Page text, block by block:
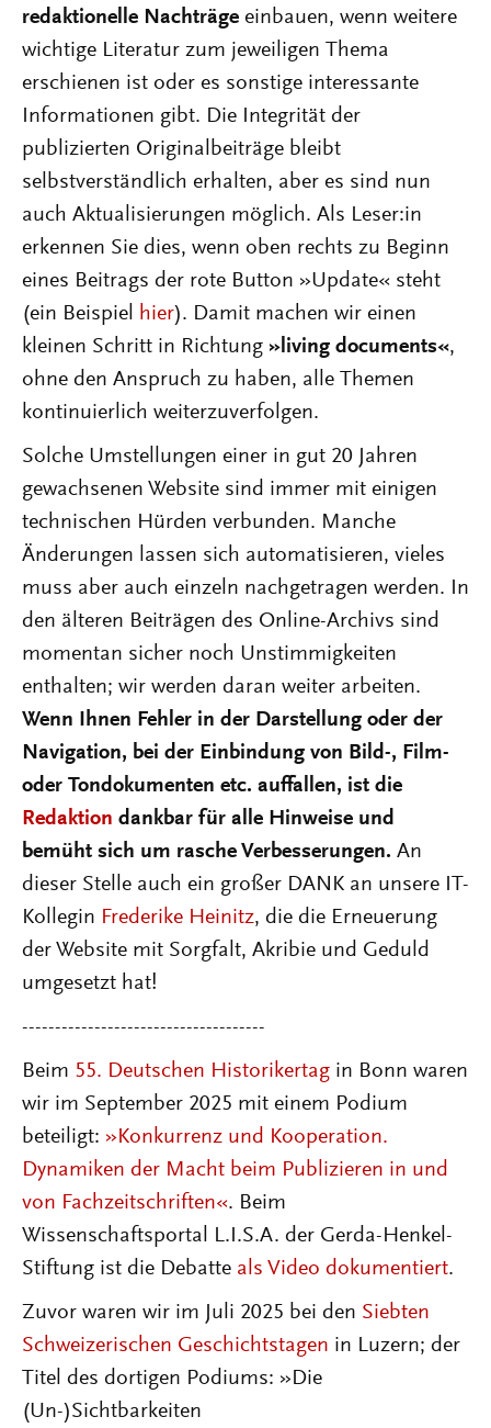
redaktionelle Nachträge einbauen, wenn weitere
wichtige Literatur zum jeweiligen Thema
erschienen ist oder es sonstige interessante
Informationen gibt. Die Integrität der
publizierten Originalbeiträge bleibt
selbstverständlich erhalten, aber es sind nun
auch Aktualisierungen möglich. Als Leser:in
erkennen Sie dies, wenn oben rechts zu Beginn
eines Beitrags der rote Button »Update« steht
(ein Beispiel hier). Damit machen wir einen
kleinen Schritt in Richtung »living documents«,
ohne den Anspruch zu haben, alle Themen
kontinuierlich weiterzuverfolgen.
Solche Umstellungen einer in gut 20 Jahren
gewachsenen Website sind immer mit einigen
technischen Hürden verbunden. Manche
Änderungen lassen sich automatisieren, vieles
muss aber auch einzeln nachgetragen werden. In
den älteren Beiträgen des Online-Archivs sind
momentan sicher noch Unstimmigkeiten
enthalten; wir werden daran weiter arbeiten.
Wenn Ihnen Fehler in der Darstellung oder der
Navigation, bei der Einbindung von Bild-, Film-
oder Tondokumenten etc. auffallen, ist die
Redaktion dankbar für alle Hinweise und
bemüht sich um rasche Verbesserungen. An
dieser Stelle auch ein großer DANK an unsere IT-
Kollegin Frederike Heinitz, die die Erneuerung
der Website mit Sorgfalt, Akribie und Geduld
umgesetzt hat!
-------------------------------------
Beim 55. Deutschen Historikertag in Bonn waren
wir im September 2025 mit einem Podium
beteiligt: »Konkurrenz und Kooperation.
Dynamiken der Macht beim Publizieren in und
von Fachzeitschriften«. Beim
Wissenschaftsportal L.I.S.A. der Gerda-Henkel-
Stiftung ist die Debatte als Video dokumentiert.
Zuvor waren wir im Juli 2025 bei den Siebten
Schweizerischen Geschichtstagen in Luzern; der
Titel des dortigen Podiums: »Die
(Un-)Sichtbarkeiten